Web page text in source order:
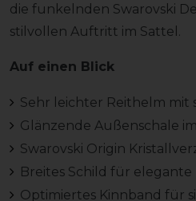
die funkelnden Swarovski
stilvollen Auftritt im Sattel.
Auf einen Blick
Sehr leichter Reithelm mit
Glänzende Außenschale
Swarovski Origin
Breites Schild für
Optimiertes Kinnband für